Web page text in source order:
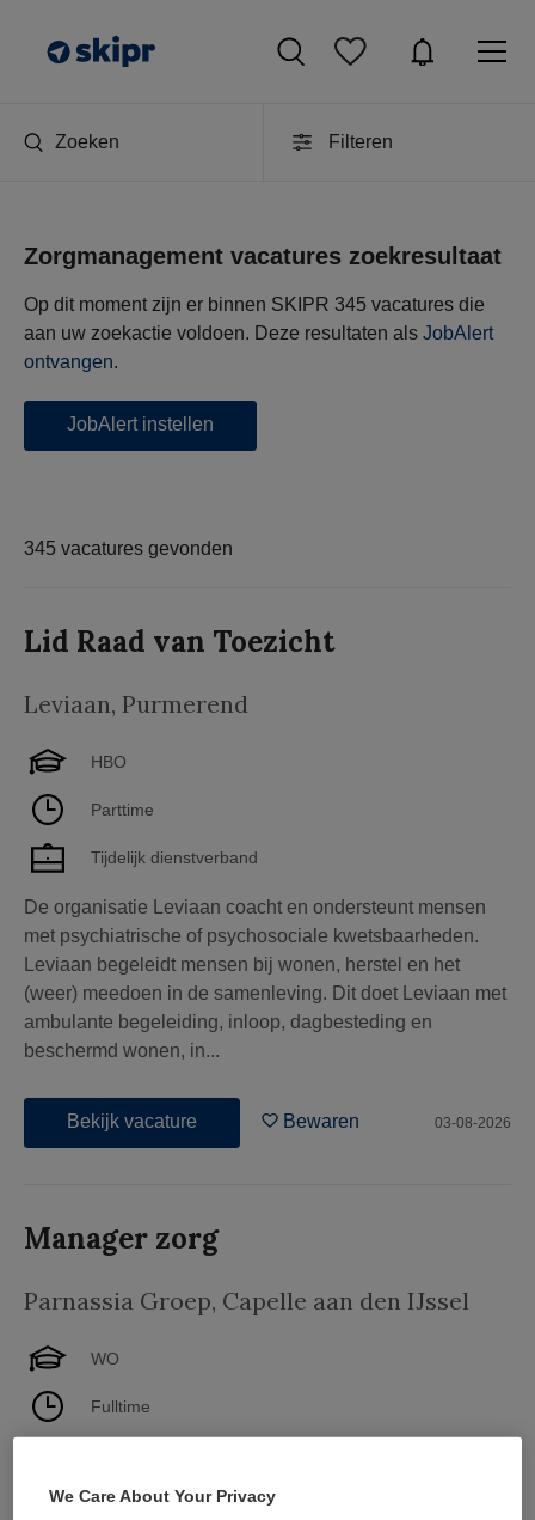
Zoeken Filteren
Zorgmanagement vacatures zoekresultaat
Op dit moment zijn er binnen SKIPR 345 vacatures die
aan uw zoekactie voldoen. Deze resultaten als JobAlert
ontvangen.
JobAlert instellen
345 vacatures gevonden
Lid Raad van Toezicht
Leviaan, Purmerend
HBO
Parttime
Tijdelijk dienstverband
De organisatie Leviaan coacht en ondersteunt mensen
met psychiatrische of psychosociale kwetsbaarheden.
Leviaan begeleidt mensen bij wonen, herstel en het
(weer) meedoen in de samenleving. Dit doet Leviaan met
ambulante begeleiding, inloop, dagbesteding en
beschermd wonen, in...
Bekijk vacature Bewaren 03-08-2026
Manager zorg
Parnassia Groep, Capelle aan den IJssel
WO
Fulltime
Antes is voor de opnamekliniek ouderenpsychiatrie in
We Care About Your Privacy